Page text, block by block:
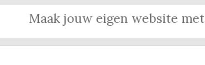
Maak jouw eigen website met